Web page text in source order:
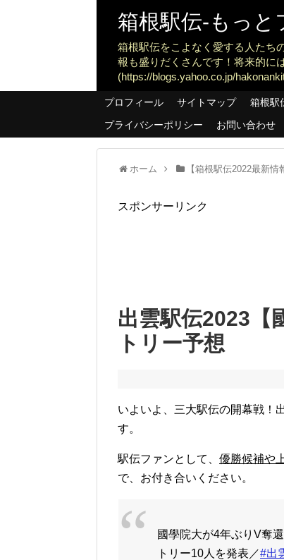
箱根駅伝-もっと
箱根駅伝をこよなく愛する人たち
報も盛りだくさんです！将来的に
(https://blogs.yahoo.co.jp/
プロフィール サイトマップ 箱根駅
プライバシーポリシー
お問い合わせ
ホーム 【箱根駅伝2022最新
スポンサーリンク
出雲駅伝2023【
トリー予想
いよいよ、三大駅伝の開幕戦！
す。
駅伝ファンとして、 優勝候補や
で、お付き合いください。
國學院大が4年ぶりV奪
トリー10人を発表／#出